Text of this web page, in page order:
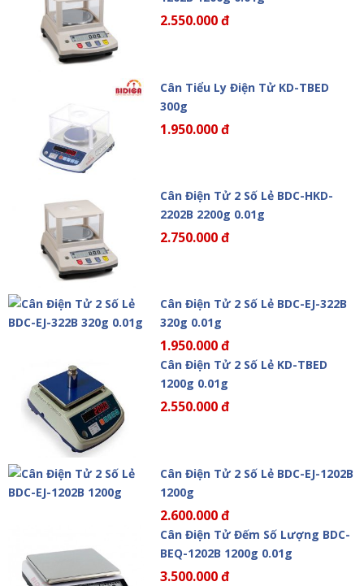
2.550.000 đ
Cân Tiểu Ly Điện Tử KD-TBED
300g
1.950.000 đ
Cân Điện Tử 2 Số Lẻ BDC-HKD-
2202B 2200g 0.01g
2.750.000 đ
Cân Điện Tử 2 Số Lẻ BDC-EJ-322B
320g 0.01g
1.950.000 đ
Cân Điện Tử 2 Số Lẻ KD-TBED
1200g 0.01g
2.550.000 đ
Cân Điện Tử 2 Số Lẻ BDC-EJ-1202B
1200g
2.600.000 đ
Cân Điện Tử Đếm Số Lượng BDC-
BEQ-1202B 1200g 0.01g
3.500.000 đ